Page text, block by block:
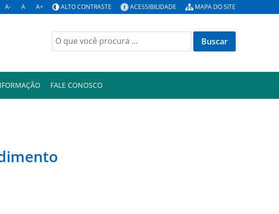
A- A A+ ALTO CONTRASTE ACESSIBILIDADE MAPA DO SITE
Buscar
por:
FALE CONOSCO